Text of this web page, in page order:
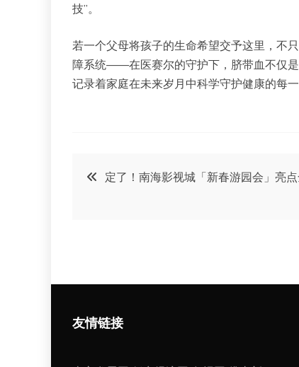
技”。
若一个父母将孩子的生命希望交予这里，不
障系统——在医赛尔的守护下，脐带血不仅是
记录着家庭在未来岁月中科学守护健康的每
文
航
定了！南海影视城「新春游园会」亮
友情链接